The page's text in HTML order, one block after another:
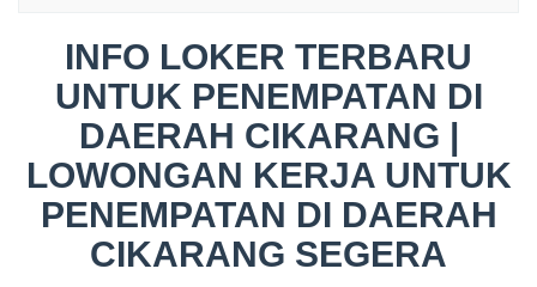
INFO LOKER TERBARU
UNTUK PENEMPATAN DI
DAERAH CIKARANG |
LOWONGAN KERJA UNTUK
PENEMPATAN DI DAERAH
CIKARANG SEGERA